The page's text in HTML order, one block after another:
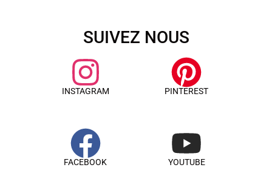
SUIVEZ NOUS
INSTAGRAM
FACEBOOK
PINTEREST
YOUTUBE